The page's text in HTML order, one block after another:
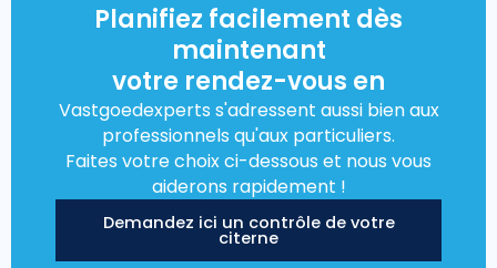
Planifiez facilement dès
maintenant
votre rendez-vous en
Vastgoedexperts s'adressent aussi bien aux
professionnels qu'aux particuliers.
Faites votre choix ci-dessous et nous vous
aiderons rapidement !
Demandez ici un contrôle de votre
citerne